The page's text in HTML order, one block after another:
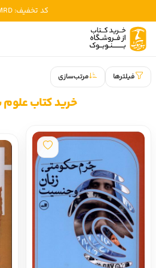
تا پایان مرداد
هنوز جستجویی انجام نشده است.
ادبیات
هنر
تاریخ و سیاست
نشریات
کودک و نوجوان
علوم اجتماعی
فلسفه
ادبیات
ادبیات
ادبیات
ادبیات
فیلترها مرتب‌سازی
خرید کتاب